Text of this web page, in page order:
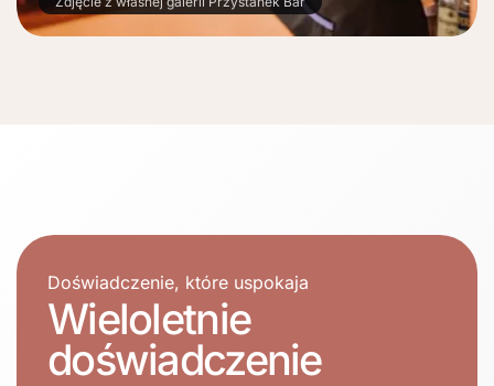
Doświadczenie, które uspokaja
Wieloletnie
doświadczenie